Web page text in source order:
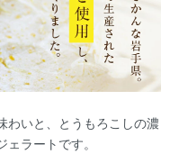
わいと、とうもろこしの濃
ラートです。